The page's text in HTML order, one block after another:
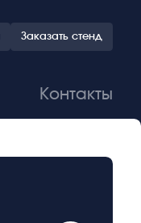
Заказать стенд
Контакты